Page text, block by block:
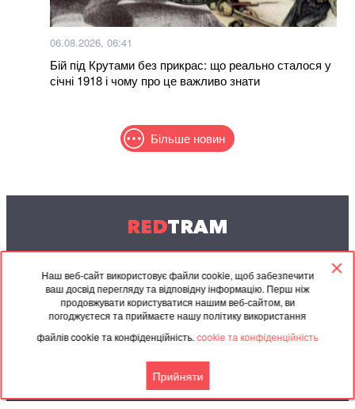
Наш веб-сайт використовує файли cookie, щоб забезпечити
ваш досвід перегляду та відповідну інформацію. Перш ніж
продовжувати користуватися нашим веб-сайтом, ви
погоджуєтеся та приймаєте нашу політику використання
файлів cookie та конфіденційність.cookie та конфіденційність
Прийняти
06.08.2026, 06:41
Бій під Крутами без прикрас: що реально сталося у
січні 1918 і чому про це важливо знати
Більше новин
REDTRAM
© 2004-2026 Redtram, Ltd.
Співпраця
Партнерські
матеріали
Архів
Угода
Контакти